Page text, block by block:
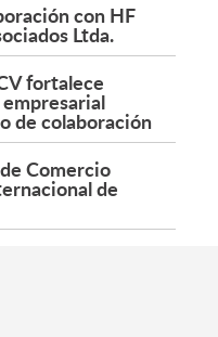
con HF
Ltda.
fortalece
de colaboración
Comercio
de